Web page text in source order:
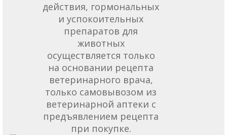
действия, гормональных
и успокоительных
препаратов для
животных
осуществляется только
на основании рецепта
ветеринарного врача,
только самовывозом из
ветеринарной аптеки с
предъявлением рецепта
при покупке.